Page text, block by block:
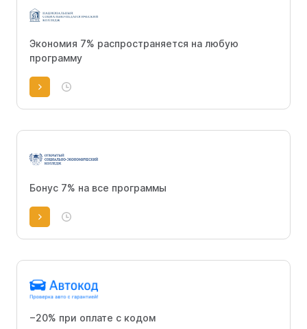
Экономия 7% распространяется на любую
программу
Бонус 7% на все программы
−20% при оплате с кодом